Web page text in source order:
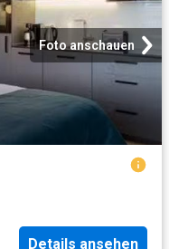
Foto anschauen
Details ansehen